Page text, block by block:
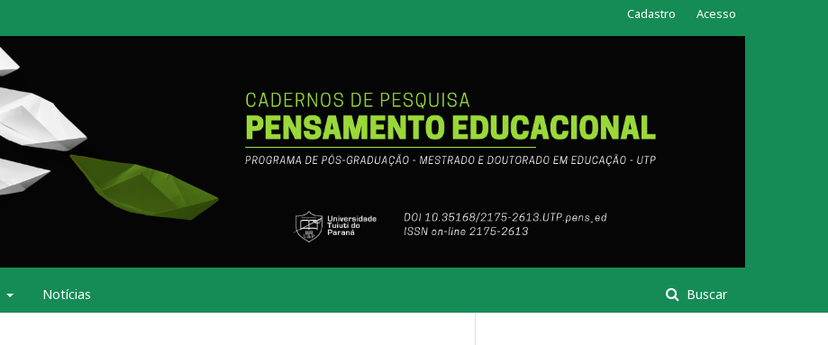
Notícias Buscar
Cadastro Acesso